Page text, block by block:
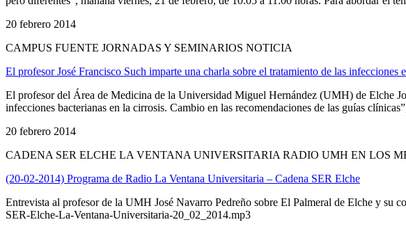
20 febrero 2014
CAMPUS FUENTE JORNADAS Y SEMINARIOS NOTICIA
El profesor José Francisco Such imparte una charla sobre el tratamiento de las infecciones
El profesor del Área de Medicina de la Universidad Miguel Hernández (UMH) de Elche
infecciones bacterianas en la cirrosis. Cambio en las recomendaciones de las guías
20 febrero 2014
CADENA SER ELCHE LA VENTANA UNIVERSITARIA RADIO UMH EN LOS
(20-02-2014) Programa de Radio La Ventana Universitaria – Cadena SER Elche
Entrevista al profesor de la UMH José Navarro Pedreño sobre El Palmeral de Elche y su
SER-Elche-La-Ventana-Universitaria-20_02_2014.mp3